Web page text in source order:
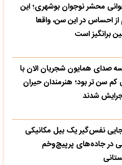
محشر نوجوان بوشهری؛ این
احساس در این سن، واقعا
برانگیز است
صدای همایون شجریان الان با
کم سن تر بود؛ هنرمندان حیران
شدند
نفس‌گیر یک بیل مکانیکی
تنی در جاده‌های پرپیچ‌وخم